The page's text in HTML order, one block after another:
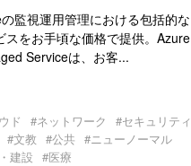
監視運用管理における包括的な
スをお手頃な価格で提供。Azure
Serviceは、お客...
ド #ネットワーク
#セキュリティ
#文教 #公共 #ニューノーマル
建設 #医療